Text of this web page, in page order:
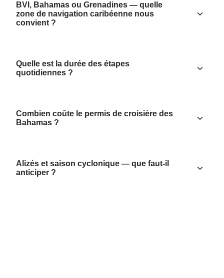
BVI, Bahamas ou Grenadines — quelle
zone de navigation caribéenne nous
convient ?
Quelle est la durée des étapes
quotidiennes ?
Combien coûte le permis de croisière des
Bahamas ?
Alizés et saison cyclonique — que faut-il
anticiper ?